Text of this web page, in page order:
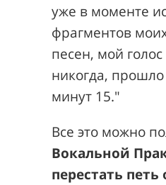
уже в моменте
фрагментов
песен, мой
никогда, прошло
минут 15."
Все это можно
Вокальной
перестать